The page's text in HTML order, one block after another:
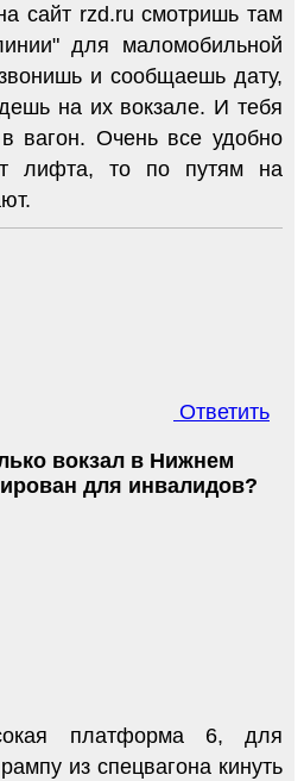
сайт rzd.ru смотришь там
для маломобильной
и сообщаешь дату,
на их вокзале. И тебя
вагон. Очень все удобно
лифта, то по путям на
Ответить
вокзал в Нижнем
для инвалидов?
платформа 6, для
из спецвагона кинуть